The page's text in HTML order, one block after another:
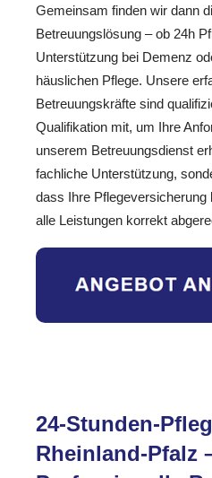
Gemeinsam finden wir dann
Betreuungslösung – ob 24h
Unterstützung bei Demenz
häuslichen Pflege. Unsere
Betreuungskräfte sind
Qualifikation mit, um Ihre
unserem Betreuungsdienst
fachliche Unterstützung,
dass Ihre
alle Leistungen korrekt
24-Stunden-
Rheinland-Pfalz